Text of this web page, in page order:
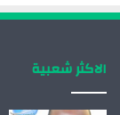
الاكثر شعبية